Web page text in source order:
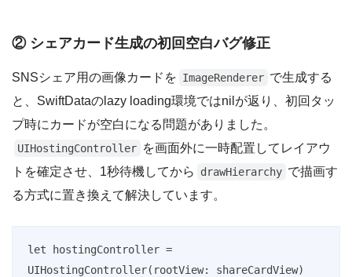
② シェアカード生成の初回空白バグ修正
SNSシェア用の画像カードを ImageRenderer で生成する
と、SwiftDataのlazy loading環境ではnilが返り、初回タッ
プ時にカードが空白になる問題がありました。
UIHostingController を画面外に一時配置してレイアウ
トを確定させ、1秒待機してから
drawHierarchy で描画す
る方式に置き換えて解決しています。
let hostingController =
UIHostingController(rootView: shareCardView)